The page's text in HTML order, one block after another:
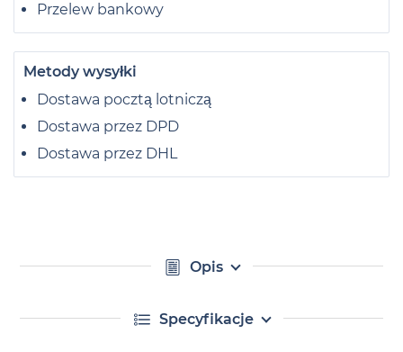
Przelew bankowy
Metody wysyłki
Dostawa pocztą lotniczą
Dostawa przez DPD
Dostawa przez DHL
Opis
Specyfikacje